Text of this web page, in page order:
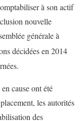
à son actif
nouvelle
générale à
décidées en 2014
cause ont été
les autorités
des